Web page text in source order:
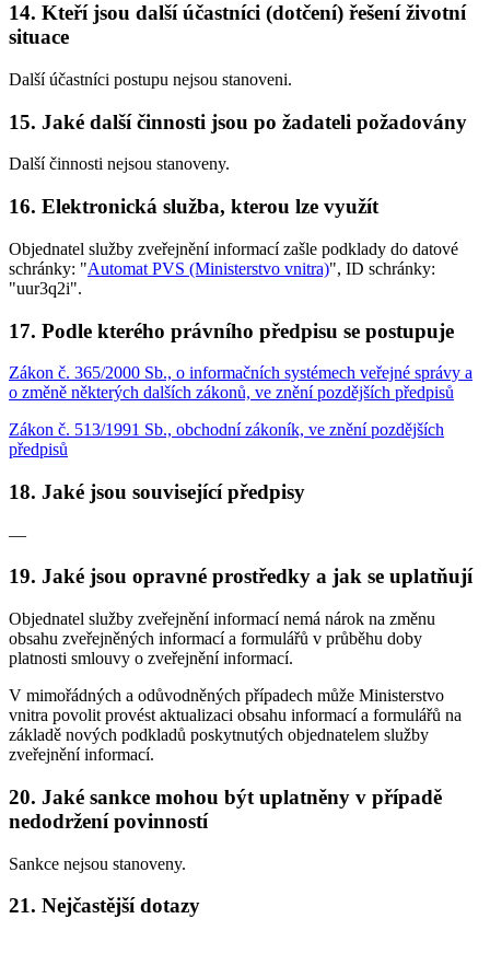
14. Kteří jsou další účastníci (dotčení) řešení životní
situace
Další účastníci postupu nejsou stanoveni.
15. Jaké další činnosti jsou po žadateli požadovány
Další činnosti nejsou stanoveny.
16. Elektronická služba, kterou lze využít
Objednatel služby zveřejnění informací zašle podklady do datové
schránky: "Automat PVS (Ministerstvo vnitra)", ID schránky:
"uur3q2i".
17. Podle kterého právního předpisu se postupuje
Zákon č. 365/2000 Sb., o informačních systémech veřejné správy a
o změně některých dalších zákonů, ve znění pozdějších předpisů
Zákon č. 513/1991 Sb., obchodní zákoník, ve znění pozdějších
předpisů
18. Jaké jsou související předpisy
—
19. Jaké jsou opravné prostředky a jak se uplatňují
Objednatel služby zveřejnění informací nemá nárok na změnu
obsahu zveřejněných informací a formulářů v průběhu doby
platnosti smlouvy o zveřejnění informací.
V mimořádných a odůvodněných případech může Ministerstvo
vnitra povolit provést aktualizaci obsahu informací a formulářů na
základě nových podkladů poskytnutých objednatelem služby
zveřejnění informací.
20. Jaké sankce mohou být uplatněny v případě
nedodržení povinností
Sankce nejsou stanoveny.
21. Nejčastější dotazy